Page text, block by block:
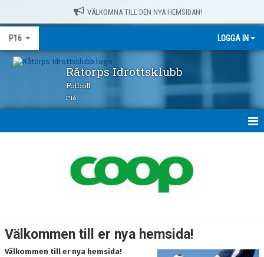
VÄLKOMNA TILL DEN NYA HEMSIDAN!
P16 LOGGA IN
Råtorps Idrottsklubb
Fotboll
P16
TRUPPEN
Välkommen till er nya hemsida!
Välkommen till er nya hemsida!